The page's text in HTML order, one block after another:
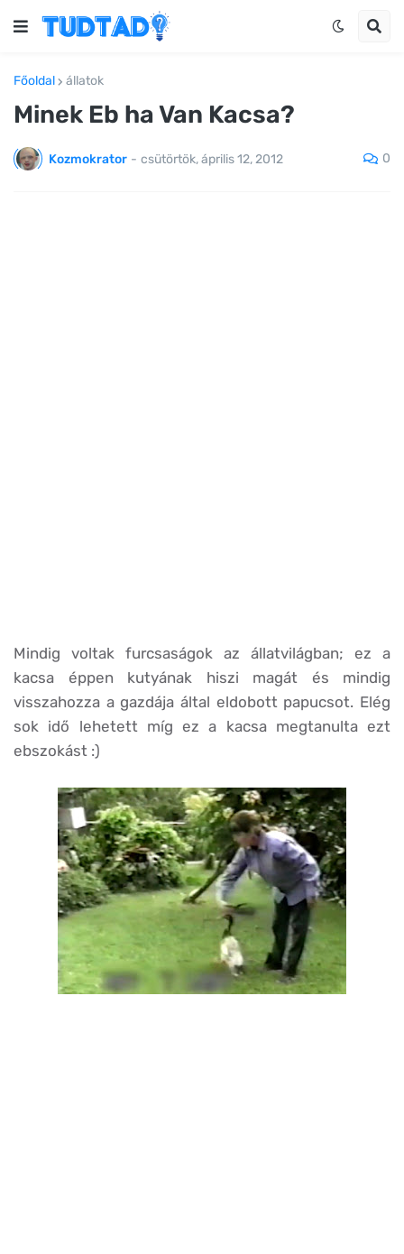
Főoldal állatok
Minek Eb ha Van Kacsa?
Kozmokrator - csütörtök, április 12, 2012 0
Mindig voltak furcsaságok az állatvilágban; ez a
kacsa éppen kutyának hiszi magát és mindig
visszahozza a gazdája által eldobott papucsot. Elég
sok idő lehetett míg ez a kacsa megtanulta ezt
ebszokást :)